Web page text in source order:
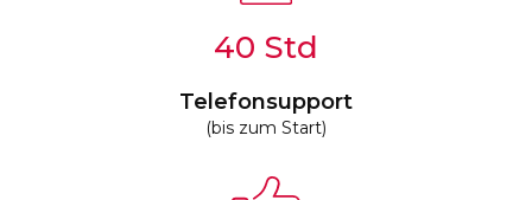
40
Telefonsupport
(bis zum Start)